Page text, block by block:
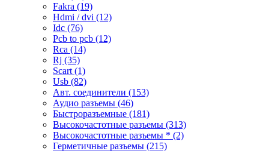
Fakra (19)
Hdmi / dvi (12)
Idc (76)
Pcb to pcb (12)
Rca (14)
Rj (35)
Scart (1)
Usb (82)
Авт. соединители (153)
Аудио разъемы (46)
Быстроразъемные (181)
Высокочастотные разъемы (313)
Высокочастотные разъемы * (2)
Герметичные разъемы (215)